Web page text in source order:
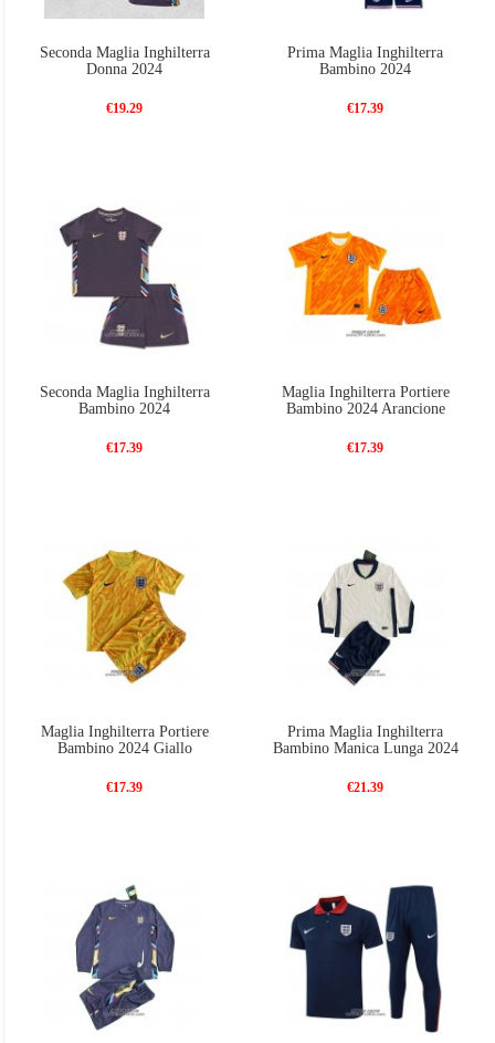
Seconda Maglia Inghilterra
Donna 2024
€19.29
Prima Maglia Inghilterra
Bambino 2024
€17.39
Seconda Maglia Inghilterra
Bambino 2024
€17.39
Maglia Inghilterra Portiere
Bambino 2024 Arancione
€17.39
Maglia Inghilterra Portiere
Bambino 2024 Giallo
€17.39
Prima Maglia Inghilterra
Bambino Manica Lunga 2024
€21.39